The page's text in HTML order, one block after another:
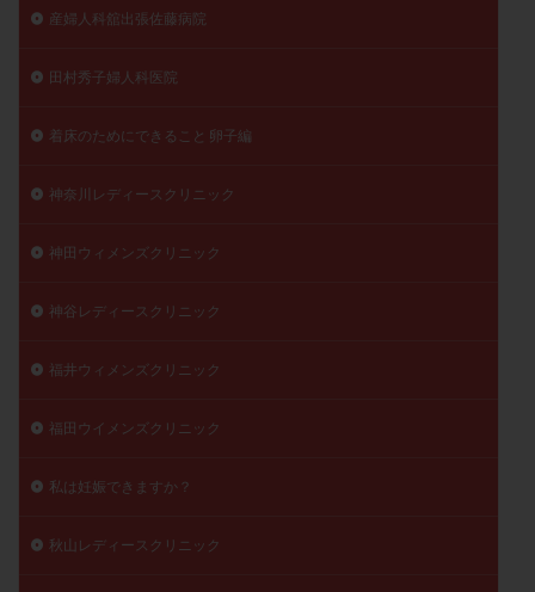
産婦人科舘出張佐藤病院
田村秀子婦人科医院
着床のためにできること 卵子編
神奈川レディースクリニック
神田ウィメンズクリニック
神谷レディースクリニック
福井ウィメンズクリニック
福田ウイメンズクリニック
私は妊娠できますか？
秋山レディースクリニック